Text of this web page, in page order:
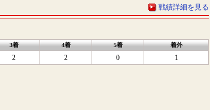
戦績詳細を見る
3着 4着 5着 着外
2 2 0 1